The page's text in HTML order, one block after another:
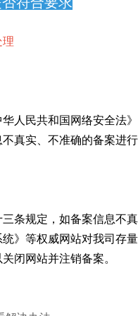
理
人民共和国网络安全法
真实、不准确的备案进
条规定，如备案信息不
》等权威网站对我司存
闭网站并注销备案。